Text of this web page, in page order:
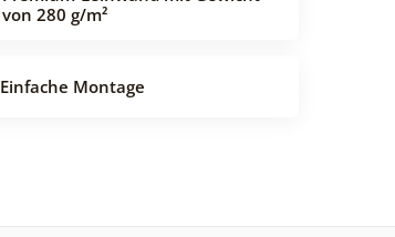
von 280 g/m²
Einfache Montage